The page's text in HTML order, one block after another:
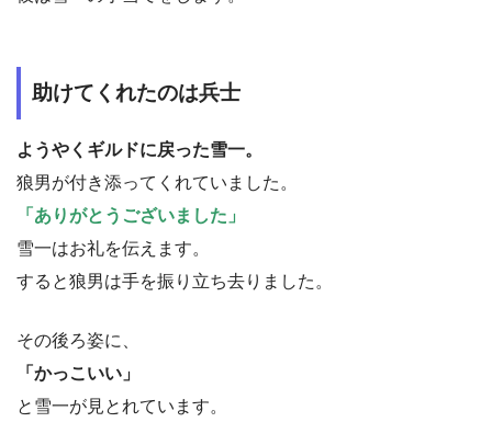
助けてくれたのは兵士
ようやくギルドに戻った雪一。
狼男が付き添ってくれていました。
「ありがとうございました」
雪一はお礼を伝えます。
すると狼男は手を振り立ち去りました。
その後ろ姿に、
「かっこいい」
と雪一が見とれています。